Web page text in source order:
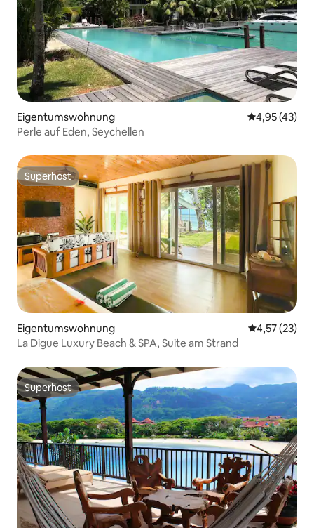
Eigentumswohnung
4,95 (43)
Perle auf Eden, Seychellen
Superhost
Superhost
Eigentumswohnung
4,57 (23)
La Digue Luxury Beach & SPA, Suite am Strand
Superhost
Superhost